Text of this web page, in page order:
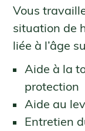
Vous
situation de
liée à l’âge
Aide à la
protection
Aide au
Entretien